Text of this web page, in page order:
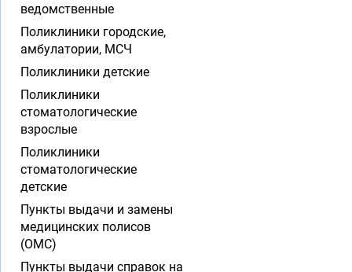
ведомственные
Поликлиники городские,
амбулатории, МСЧ
Поликлиники детские
Поликлиники
стоматологические
взрослые
Поликлиники
стоматологические
детские
Пункты выдачи и замены
медицинских полисов
(ОМС)
Пункты выдачи справок на